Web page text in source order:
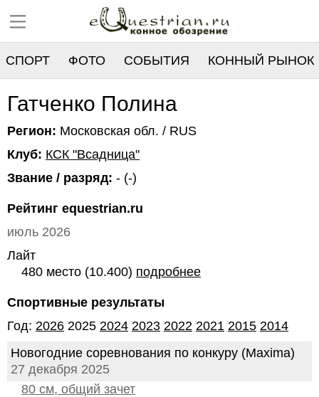
СПОРТ ФОТО СОБЫТИЯ КОННЫЙ РЫНОК
РЕЕСТР
Гатченко Полина
Регион: Московская обл. / RUS
Клуб: КСК "Всадница"
Звание / разряд: - (-)
Рейтинг equestrian.ru
июль 2026
Лайт
480 место (10.400) подробнее
Спортивные результаты
Год: 2026 2025 2024 2023 2022 2021 2015 2014
Новогодние соревнования по конкуру (Maxima)
27 декабря 2025
80 см, общий зачет